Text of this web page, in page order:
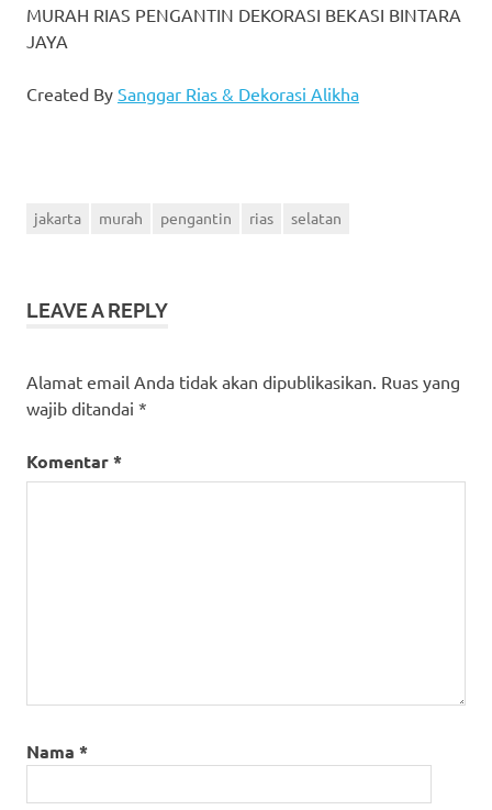
MURAH RIAS PENGANTIN DEKORASI BEKASI BINTARA
JAYA
Created By Sanggar Rias & Dekorasi Alikha
jakarta murah pengantin rias selatan
LEAVE A REPLY
Alamat email Anda tidak akan dipublikasikan. Ruas yang
wajib ditandai *
Komentar*
Nama *